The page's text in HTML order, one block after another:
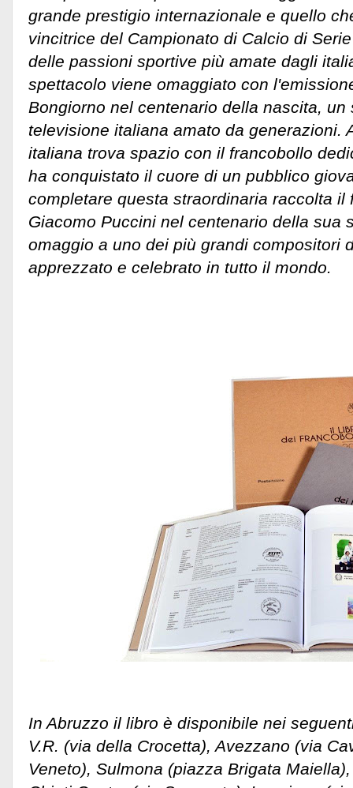
grande prestigio internazionale e quello
vincitrice del Campionato di Calcio di
delle passioni sportive più amate dagli
spettacolo viene omaggiato con
Bongiorno nel centenario della nascita, un
televisione italiana amato da generazioni.
italiana trova spazio con il francobollo
ha conquistato il cuore di un pubblico
completare questa straordinaria raccolta il
Giacomo Puccini nel centenario della sua
omaggio a uno dei più grandi compositori
apprezzato e celebrato in tutto il mondo.
In Abruzzo il libro è disponibile nei
V.R. (via della Crocetta), Avezzano (via
Veneto), Sulmona (piazza Brigata